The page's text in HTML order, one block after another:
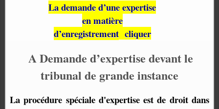
La demande d’une expertise
en matière
d’enregistrement cliquer
A Demande d’expertise devant le
tribunal de grande instance
La procédure spéciale d'expertise est de droit dans